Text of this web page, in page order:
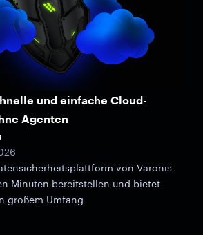
und einfache Cloud-
Agenten
von Varonis
Minuten bereitstellen und bietet
großem Umfang